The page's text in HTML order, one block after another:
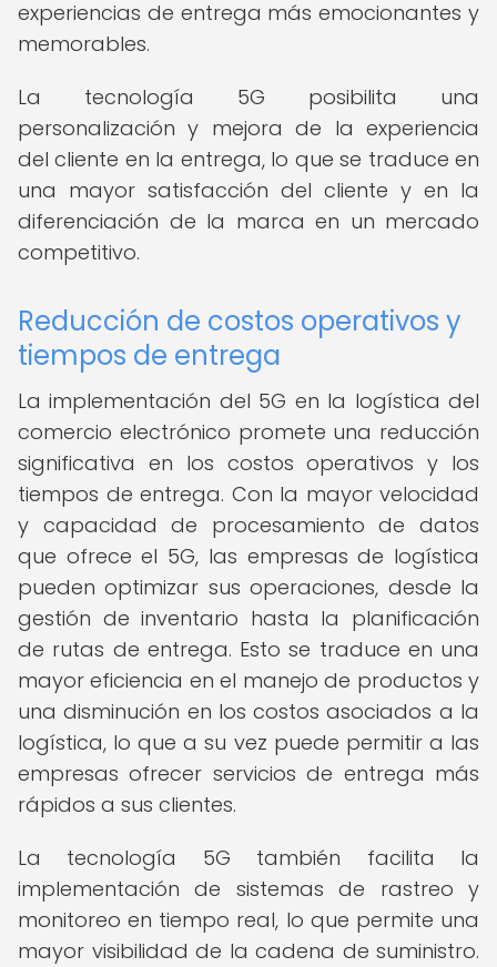
experiencias de entrega más emocionantes y
memorables.
La tecnología 5G posibilita una
personalización y mejora de la experiencia
del cliente en la entrega, lo que se traduce en
una mayor satisfacción del cliente y en la
diferenciación de la marca en un mercado
competitivo.
Reducción de costos operativos y
tiempos de entrega
La implementación del 5G en la logística del
comercio electrónico promete una reducción
significativa en los costos operativos y los
tiempos de entrega. Con la mayor velocidad
y capacidad de procesamiento de datos
que ofrece el 5G, las empresas de logística
pueden optimizar sus operaciones, desde la
gestión de inventario hasta la planificación
de rutas de entrega. Esto se traduce en una
mayor eficiencia en el manejo de productos y
una disminución en los costos asociados a la
logística, lo que a su vez puede permitir a las
empresas ofrecer servicios de entrega más
rápidos a sus clientes.
La tecnología 5G también facilita la
implementación de sistemas de rastreo y
monitoreo en tiempo real, lo que permite una
mayor visibilidad de la cadena de suministro.